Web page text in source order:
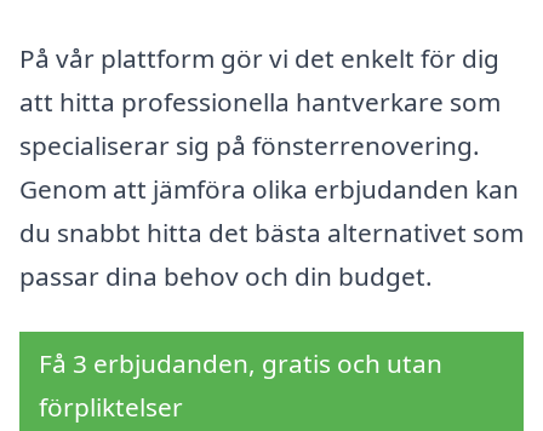
På vår plattform gör vi det enkelt för dig
att hitta professionella hantverkare som
specialiserar sig på fönsterrenovering.
Genom att jämföra olika erbjudanden kan
du snabbt hitta det bästa alternativet som
passar dina behov och din budget.
Få 3 erbjudanden, gratis och utan
förpliktelser